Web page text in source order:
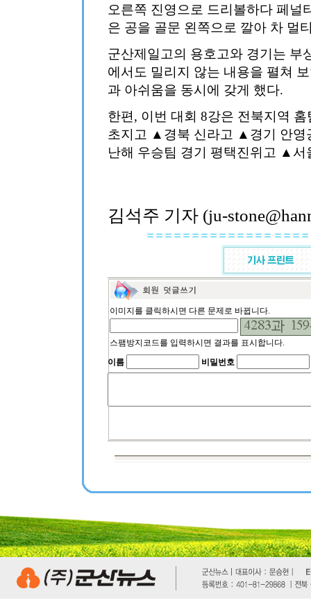
오른쪽 진영으로 드리볼하다 페널
은 공을 골문 왼쪽으로 깔아 차 멀
군산제일고의 용호고와 경기는 부
에서도 밀리지 않는 내용을 펼쳐
과 아쉬움을 동시에 갖게 했다.
한편, 이번 대회 8강은 전북지역
초지고 ▲경북 신라고 ▲경기 안
난해 우승팀 경기 평택진위고 ▲
김석주 기자 (ju-
이미지를 클릭하시면 다른 문제로 바뀝니다.
스팸방지코드를 입력하시면 결과를 표시합니다.
이름
비밀번호